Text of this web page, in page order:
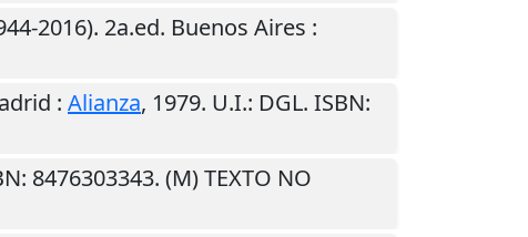
2016). 2a.ed. Buenos Aires :
: Alianza, 1979. U.I.: DGL. ISBN:
8476303343. (M) TEXTO NO